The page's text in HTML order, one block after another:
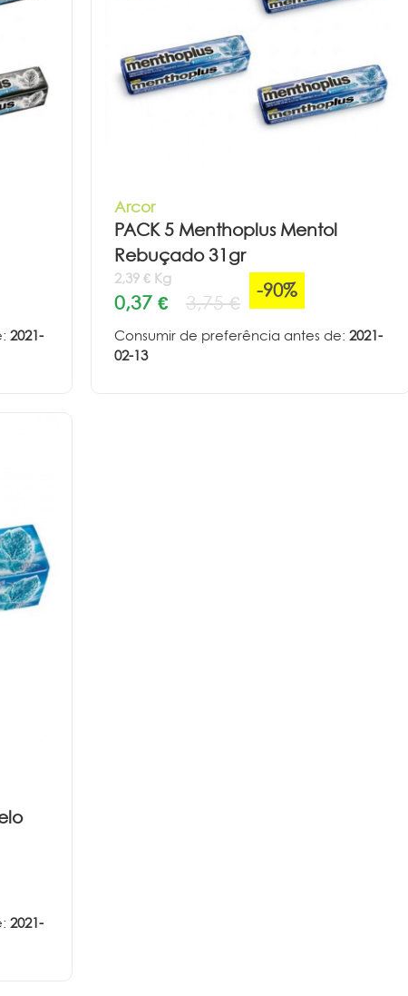
2021-
Arcor
PACK 5 Menthoplus Mentol
Rebuçado 31gr
2,39 € Kg
0,37 € 3,75 €
-90%
Consumir de preferência antes de: 2021-
02-13
2021-